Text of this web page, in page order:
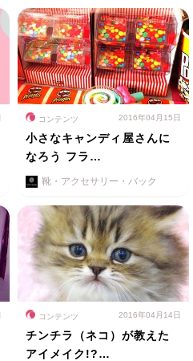
コンテンツ 2016年04月15日
小さなキャンディ屋さんに
なろう フラ…
靴・アクセサリー・バック
コンテンツ 2016年04月14日
チンチラ（ネコ）が教えた
アイメイク!?…